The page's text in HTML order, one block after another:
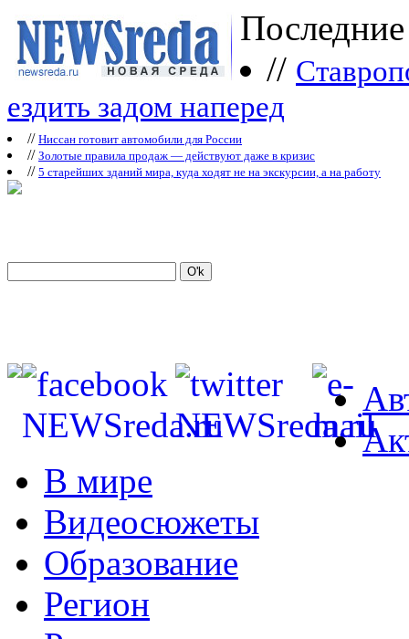
//
ездить задом наперед
// Ниссан готовит автомобили для России
// Зoлoтые прaвилa продаж — действуют даже в кризис
// 5 старейших зданий мира, куда ходят не на экскурсии, а на работу
В мире
Видеосюжеты
Образование
Регион